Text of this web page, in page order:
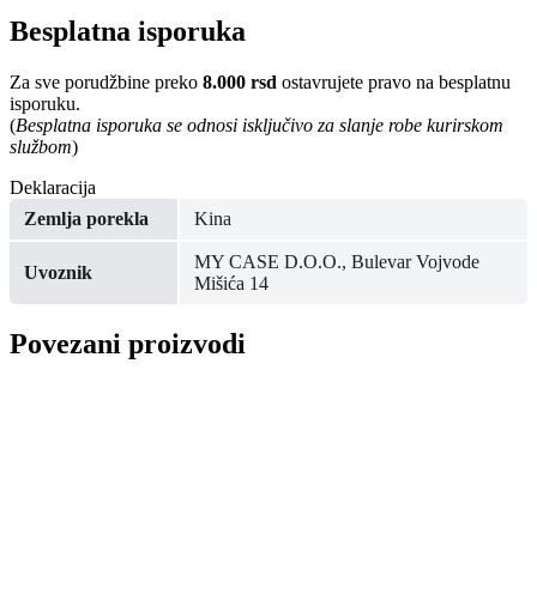
Besplatna isporuka
Za sve porudžbine preko 8.000 rsd ostavrujete pravo na besplatnu
isporuku.
(Besplatna isporuka se odnosi isključivo za slanje robe kurirskom
službom)
Deklaracija
Zemlja porekla
Kina
Uvoznik
MY CASE D.O.O., Bulevar Vojvode
Mišića 14
Povezani proizvodi